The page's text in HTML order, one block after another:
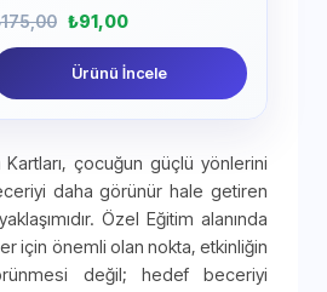
175,00 ₺91,00
Ürünü İncele
çocuğun güçlü yönlerini
daha görünür hale getiren
Özel Eğitim alanında
için önemli olan nokta, etkinliğin
değil; hedef beceriyi